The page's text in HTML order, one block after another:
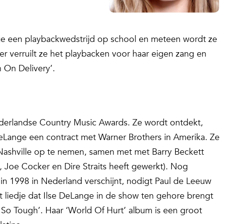
een playbackwedstrijd op school en meteen wordt ze
verruilt ze het playbacken voor haar eigen zang en
Delivery’.
Country Music Awards. Ze wordt ontdekt,
een contract met Warner Brothers in Amerika. Ze
op te nemen, samen met met Barry Beckett
Joe Cocker en Dire Straits heeft gewerkt). Nog
1998 in Nederland verschijnt, nodigt Paul de Leeuw
liedje dat Ilse DeLange in de show ten gehore brengt
Tough’. Haar ‘World Of Hurt’ album is een groot